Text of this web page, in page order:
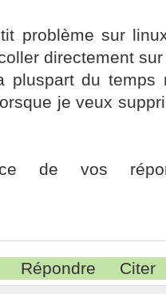
problème sur
directement
pluspart du temps
je veux
de vos
Répondre Citer